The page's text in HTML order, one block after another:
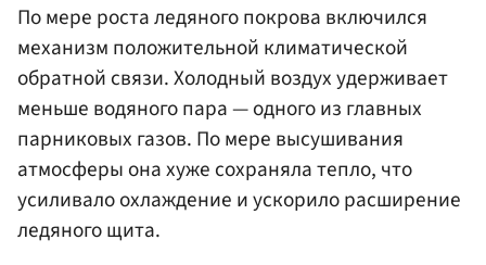
По мере роста ледяного покрова включился
механизм положительной климатической
обратной связи. Холодный воздух удерживает
меньше водяного пара — одного из главных
парниковых газов. По мере высушивания
атмосферы она хуже сохраняла тепло, что
усиливало охлаждение и ускорило расширение
ледяного щита.